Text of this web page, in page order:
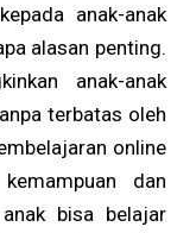
anak-anak
alasan penting.
anak-anak
terbatas oleh
online
dan
bisa belajar